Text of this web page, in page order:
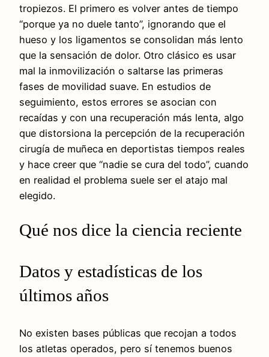
tropiezos. El primero es volver antes de tiempo
“porque ya no duele tanto”, ignorando que el
hueso y los ligamentos se consolidan más lento
que la sensación de dolor. Otro clásico es usar
mal la inmovilización o saltarse las primeras
fases de movilidad suave. En estudios de
seguimiento, estos errores se asocian con
recaídas y con una recuperación más lenta, algo
que distorsiona la percepción de la recuperación
cirugía de muñeca en deportistas tiempos reales
y hace creer que “nadie se cura del todo”, cuando
en realidad el problema suele ser el atajo mal
elegido.
Qué nos dice la ciencia reciente
Datos y estadísticas de los
últimos años
No existen bases públicas que recojan a todos
los atletas operados, pero sí tenemos buenos